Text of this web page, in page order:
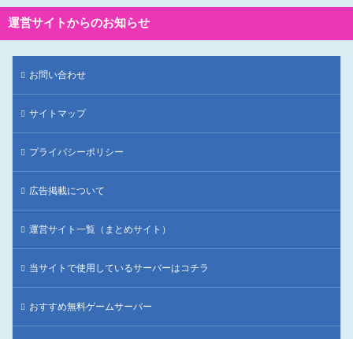
運営サイトからのお知らせ
お問い合わせ
サイトマップ
プライバシーポリシー
広告掲載について
運営サイト一覧（まとめサイト）
当サイトで使用しているサーバーはコチラ
おすすめ無料ゲームサーバー